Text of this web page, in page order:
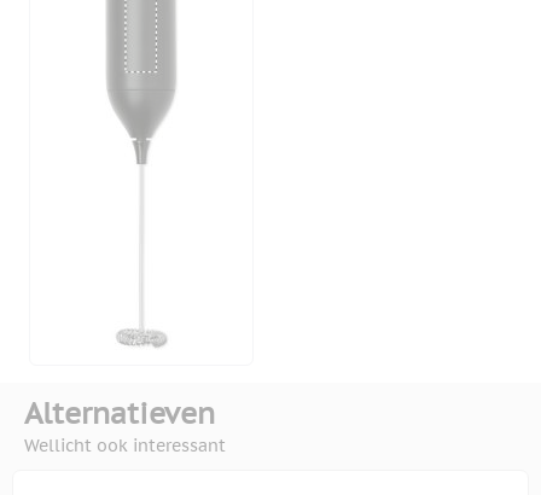
Alternatieven
Wellicht ook interessant